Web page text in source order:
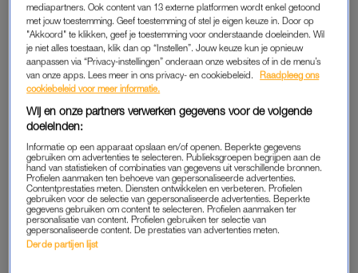
OPGELET: DICHTE MIST
“In dichte mist is het zicht minder dan 200 meter en de mist
kan plotseling optreden. Zowel de mist als de gladheid kan tot
ver in de ochtend duren”, aldus het weerinstituut.
Code geel geldt voor alle provincies met uitzondering van
Zeeland, Brabant en Limburg. Ook voor de Waddeneilanden
is geen waarschuwing van kracht.
Het beste van LINDA. direct in je mail?Meld je aan voor
onze nieuwsbrief.
mediapartners. Ook content van 13 externe platformen wordt enkel getoond
met jouw toestemming. Geef toestemming of stel je eigen keuze in. Door op
"Akkoord" te klikken, geef je toestemming voor onderstaande doeleinden. Wil
je niet alles toestaan, klik dan op “Instellen”. Jouw keuze kun je opnieuw
aanpassen via “Privacy-instellingen” onderaan onze websites of in de menu’s
van onze apps. Lees meer in ons privacy- en cookiebeleid.
Raadpleeg ons
cookiebeleid voor meer informatie.
Wij en onze partners verwerken gegevens voor de volgende
doeleinden:
Informatie op een apparaat opslaan en/of openen. Beperkte gegevens
gebruiken om advertenties te selecteren. Publieksgroepen begrijpen aan de
hand van statistieken of combinaties van gegevens uit verschillende bronnen.
Profielen aanmaken ten behoeve van gepersonaliseerde advertenties.
Contentprestaties meten. Diensten ontwikkelen en verbeteren. Profielen
gebruiken voor de selectie van gepersonaliseerde advertenties. Beperkte
gegevens gebruiken om content te selecteren. Profielen aanmaken ter
personalisatie van content. Profielen gebruiken ter selectie van
gepersonaliseerde content. De prestaties van advertenties meten.
Derde partijen lijst